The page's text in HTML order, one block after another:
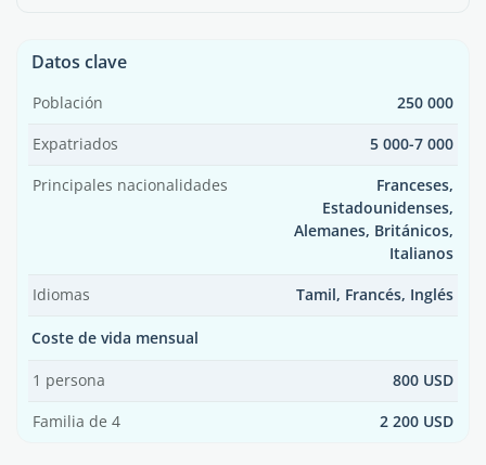
Datos clave
Población 250 000
Expatriados 5 000-7 000
Principales nacionalidades
Franceses,
Estadounidenses,
Alemanes, Británicos,
Italianos
Idiomas Tamil, Francés, Inglés
Coste de vida mensual
1 persona 800 USD
Familia de 4 2 200 USD